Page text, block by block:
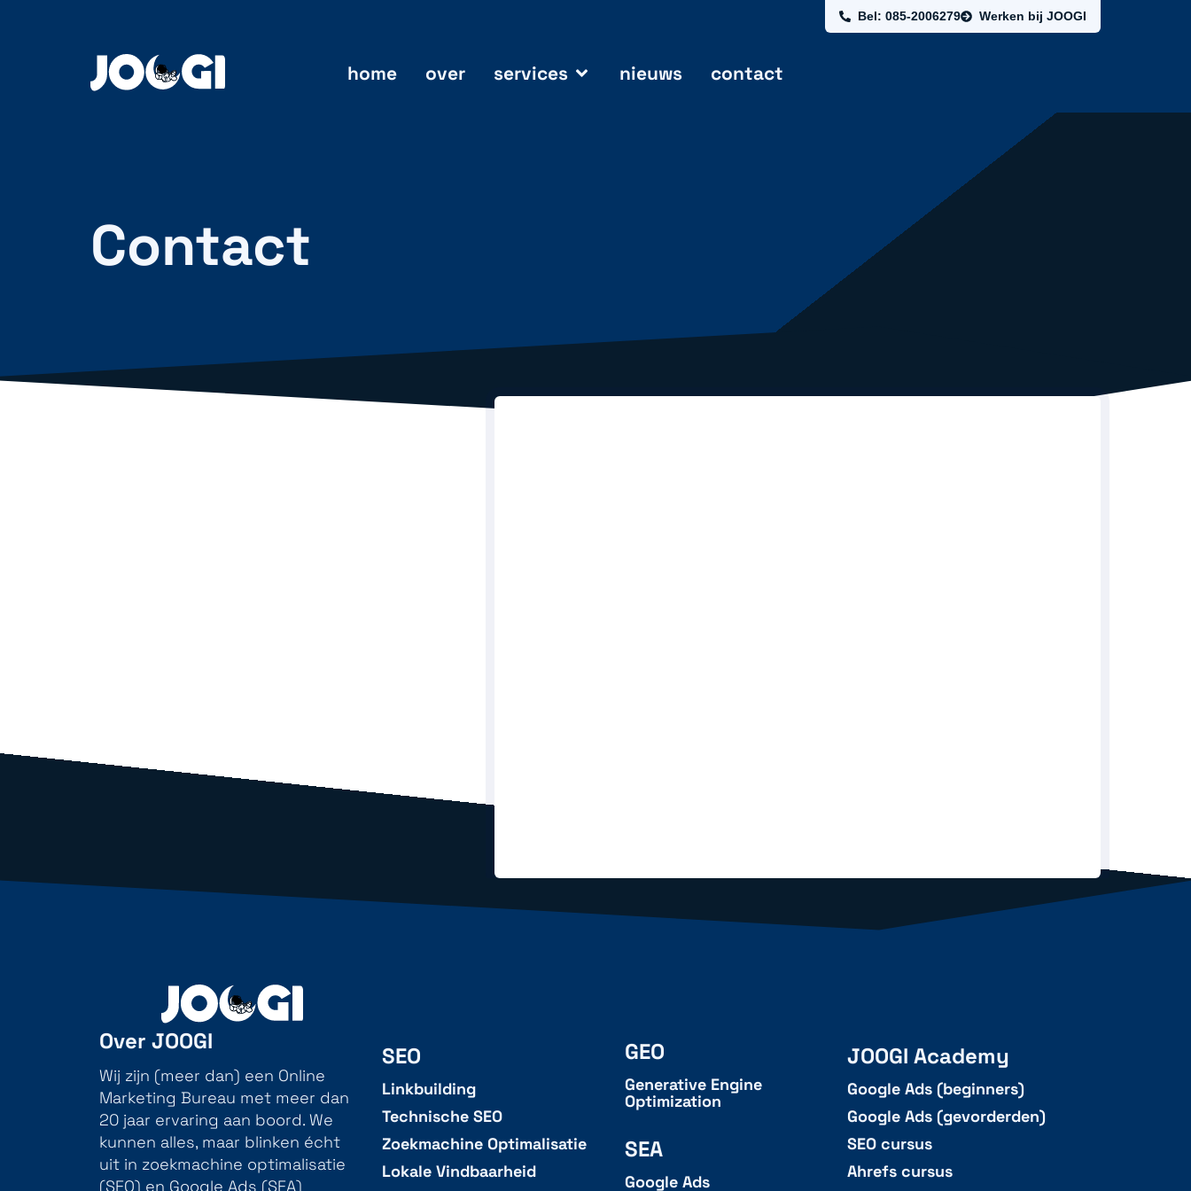
Bel: 085-2006279 Werken bij JOOGI
home over services nieuws contact
Contact
Over JOOGI
Wij zijn (meer dan) een Online
Marketing Bureau met meer dan
20 jaar ervaring aan boord. We
kunnen alles, maar blinken écht
uit in zoekmachine optimalisatie
(SEO) en Google Ads (SEA)
SEO
Linkbuilding
Technische SEO
Zoekmachine Optimalisatie
Lokale Vindbaarheid
GEO
Generative Engine
Optimization
SEA
Google Ads
JOOGI Academy
Google Ads (beginners)
Google Ads (gevorderden)
SEO cursus
Ahrefs cursus